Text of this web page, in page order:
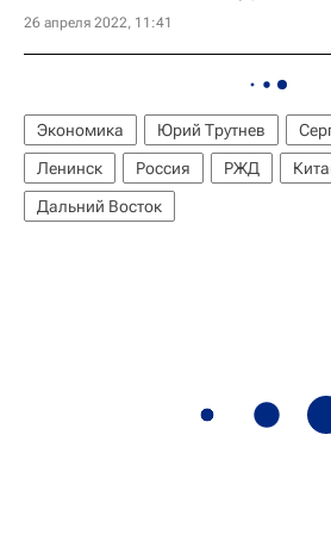
26 апреля 2022, 11:41
Экономика Юрий Трутнев
Ленинск
Россия РЖД
Дальний Восток